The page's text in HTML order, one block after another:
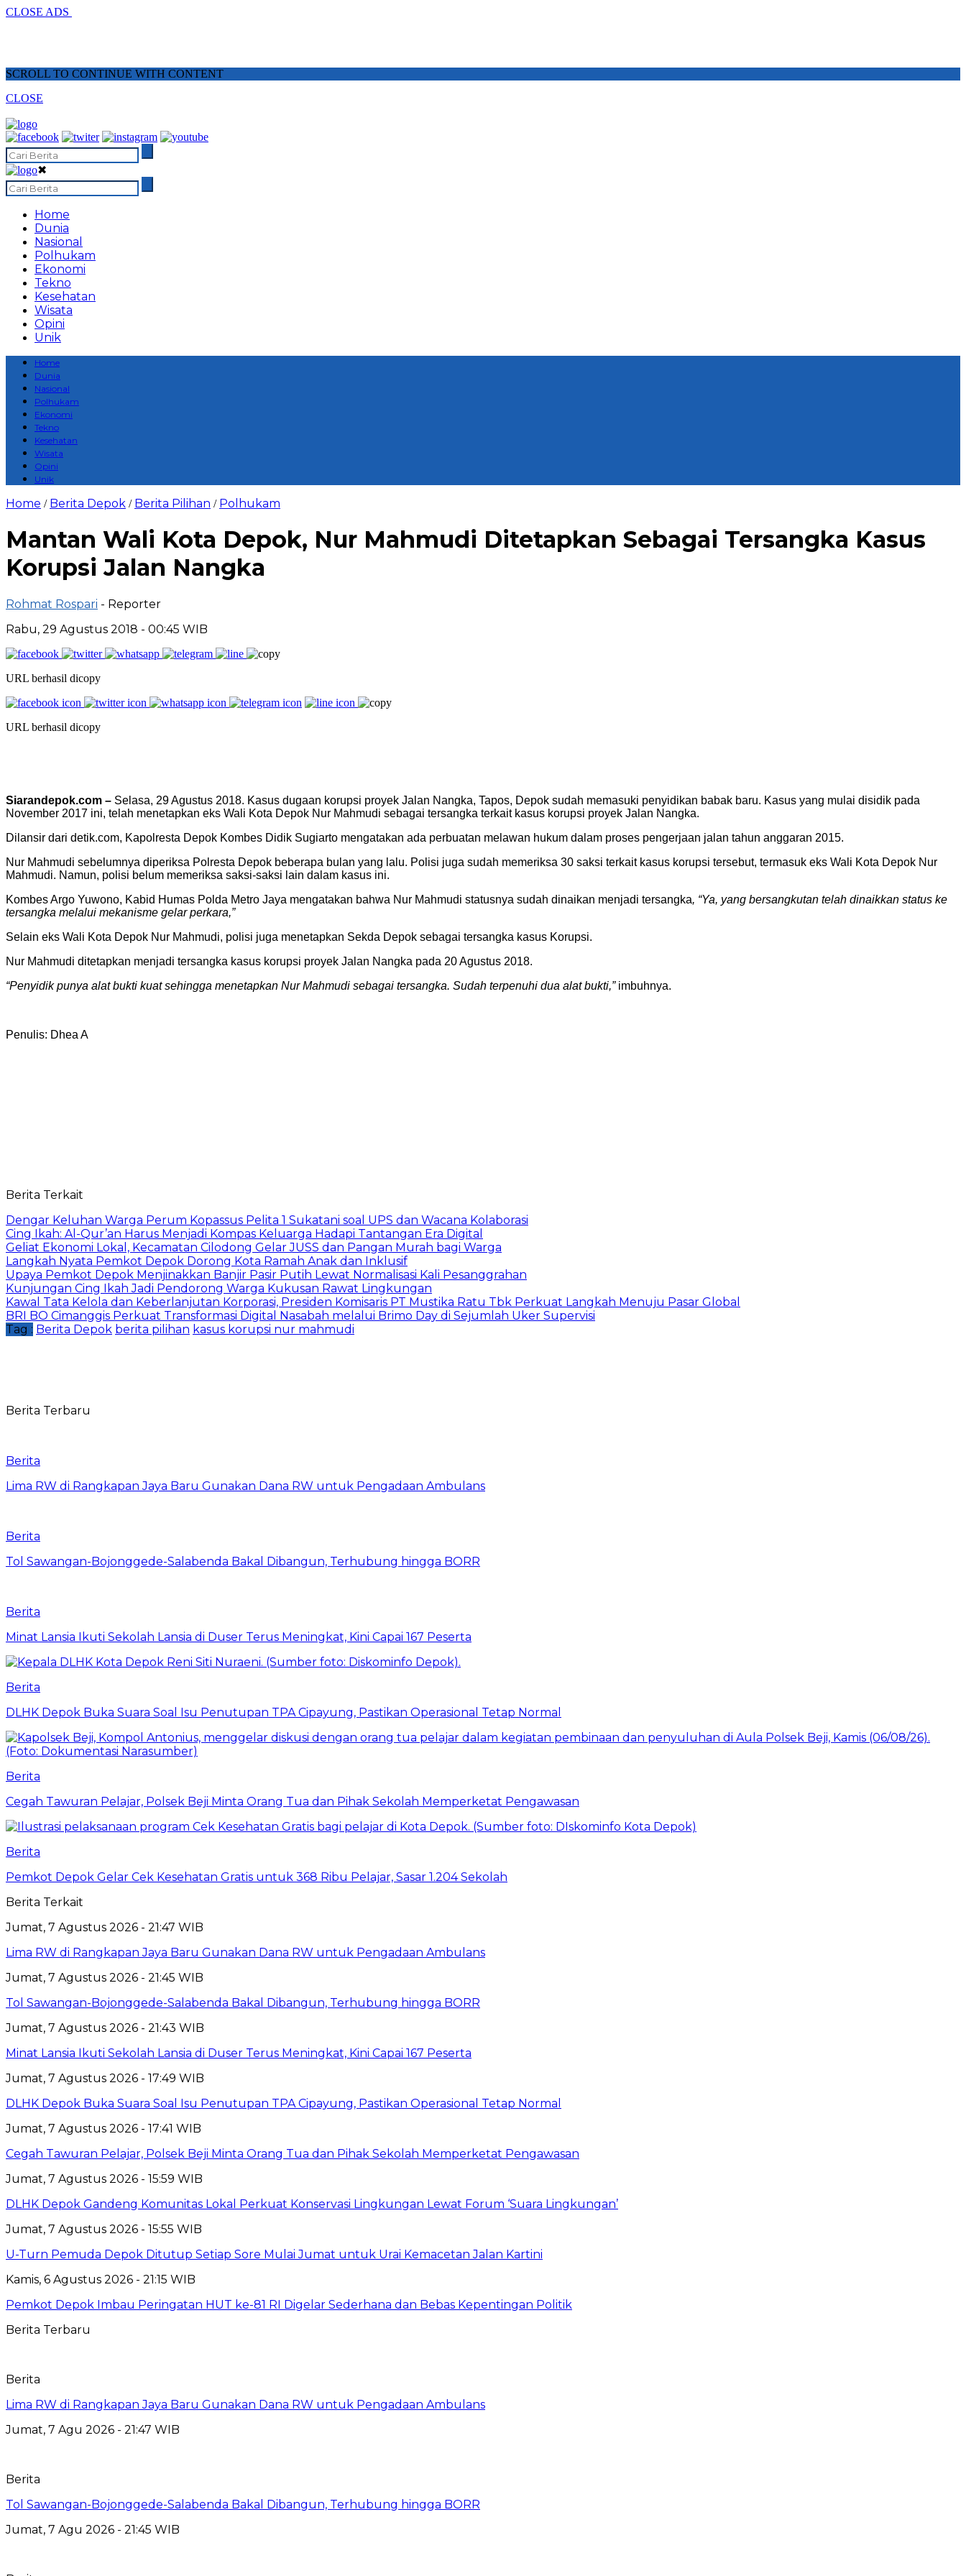
CLOSE ADS
SCROLL TO CONTINUE WITH CONTENT
CLOSE
✖
Home
Dunia
Nasional
Polhukam
Ekonomi
Tekno
Kesehatan
Wisata
Opini
Unik
Home
Dunia
Nasional
Polhukam
Ekonomi
Tekno
Kesehatan
Wisata
Opini
Unik
Home / Berita Depok / Berita Pilihan / Polhukam
Mantan Wali Kota Depok, Nur Mahmudi Ditetapkan Sebagai Tersangka Kasus
Korupsi Jalan Nangka
Rohmat Rospari - Reporter
Rabu, 29 Agustus 2018 - 00:45 WIB
URL berhasil dicopy
URL berhasil dicopy
Siarandepok.com – Selasa, 29 Agustus 2018. Kasus dugaan korupsi proyek Jalan Nangka, Tapos, Depok sudah memasuki penyidikan babak baru. Kasus yang mulai disidik pada
November 2017 ini, telah menetapkan eks Wali Kota Depok Nur Mahmudi sebagai tersangka terkait kasus korupsi proyek Jalan Nangka.
Dilansir dari detik.com, Kapolresta Depok Kombes Didik Sugiarto mengatakan ada perbuatan melawan hukum dalam proses pengerjaan jalan tahun anggaran 2015.
Nur Mahmudi sebelumnya diperiksa Polresta Depok beberapa bulan yang lalu. Polisi juga sudah memeriksa 30 saksi terkait kasus korupsi tersebut, termasuk eks Wali Kota Depok Nur
Mahmudi. Namun, polisi belum memeriksa saksi-saksi lain dalam kasus ini.
Kombes Argo Yuwono, Kabid Humas Polda Metro Jaya mengatakan bahwa Nur Mahmudi statusnya sudah dinaikan menjadi tersangka, “Ya, yang bersangkutan telah dinaikkan status ke
tersangka melalui mekanisme gelar perkara,”
Selain eks Wali Kota Depok Nur Mahmudi, polisi juga menetapkan Sekda Depok sebagai tersangka kasus Korupsi.
Nur Mahmudi ditetapkan menjadi tersangka kasus korupsi proyek Jalan Nangka pada 20 Agustus 2018.
“Penyidik punya alat bukti kuat sehingga menetapkan Nur Mahmudi sebagai tersangka. Sudah terpenuhi dua alat bukti,”imbuhnya.
Penulis: Dhea A
Berita Terkait
Dengar Keluhan Warga Perum Kopassus Pelita 1 Sukatani soal UPS dan Wacana Kolaborasi
Cing Ikah: Al-Qur’an Harus Menjadi Kompas Keluarga Hadapi Tantangan Era Digital
Geliat Ekonomi Lokal, Kecamatan Cilodong Gelar JUSS dan Pangan Murah bagi Warga
Langkah Nyata Pemkot Depok Dorong Kota Ramah Anak dan Inklusif
Upaya Pemkot Depok Menjinakkan Banjir Pasir Putih Lewat Normalisasi Kali Pesanggrahan
Kunjungan Cing Ikah Jadi Pendorong Warga Kukusan Rawat Lingkungan
Kawal Tata Kelola dan Keberlanjutan Korporasi, Presiden Komisaris PT Mustika Ratu Tbk Perkuat Langkah Menuju Pasar Global
BRI BO Cimanggis Perkuat Transformasi Digital Nasabah melalui Brimo Day di Sejumlah Uker Supervisi
Tag : Berita Depok berita pilihan kasus korupsi nur mahmudi
Berita Terbaru
Berita
Lima RW di Rangkapan Jaya Baru Gunakan Dana RW untuk Pengadaan Ambulans
Berita
Tol Sawangan-Bojonggede-Salabenda Bakal Dibangun, Terhubung hingga BORR
Berita
Minat Lansia Ikuti Sekolah Lansia di Duser Terus Meningkat, Kini Capai 167 Peserta
Berita
DLHK Depok Buka Suara Soal Isu Penutupan TPA Cipayung, Pastikan Operasional Tetap Normal
Berita
Cegah Tawuran Pelajar, Polsek Beji Minta Orang Tua dan Pihak Sekolah Memperketat Pengawasan
Berita
Pemkot Depok Gelar Cek Kesehatan Gratis untuk 368 Ribu Pelajar, Sasar 1.204 Sekolah
Berita Terkait
Jumat, 7 Agustus 2026 - 21:47 WIB
Lima RW di Rangkapan Jaya Baru Gunakan Dana RW untuk Pengadaan Ambulans
Jumat, 7 Agustus 2026 - 21:45 WIB
Tol Sawangan-Bojonggede-Salabenda Bakal Dibangun, Terhubung hingga BORR
Jumat, 7 Agustus 2026 - 21:43 WIB
Minat Lansia Ikuti Sekolah Lansia di Duser Terus Meningkat, Kini Capai 167 Peserta
Jumat, 7 Agustus 2026 - 17:49 WIB
DLHK Depok Buka Suara Soal Isu Penutupan TPA Cipayung, Pastikan Operasional Tetap Normal
Jumat, 7 Agustus 2026 - 17:41 WIB
Cegah Tawuran Pelajar, Polsek Beji Minta Orang Tua dan Pihak Sekolah Memperketat Pengawasan
Jumat, 7 Agustus 2026 - 15:59 WIB
DLHK Depok Gandeng Komunitas Lokal Perkuat Konservasi Lingkungan Lewat Forum ‘Suara Lingkungan’
Jumat, 7 Agustus 2026 - 15:55 WIB
U-Turn Pemuda Depok Ditutup Setiap Sore Mulai Jumat untuk Urai Kemacetan Jalan Kartini
Kamis, 6 Agustus 2026 - 21:15 WIB
Pemkot Depok Imbau Peringatan HUT ke-81 RI Digelar Sederhana dan Bebas Kepentingan Politik
Berita Terbaru
Berita
Lima RW di Rangkapan Jaya Baru Gunakan Dana RW untuk Pengadaan Ambulans
Jumat, 7 Agu 2026 - 21:47 WIB
Berita
Tol Sawangan-Bojonggede-Salabenda Bakal Dibangun, Terhubung hingga BORR
Jumat, 7 Agu 2026 - 21:45 WIB